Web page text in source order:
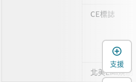
CE標誌
北美EMI規制
支援